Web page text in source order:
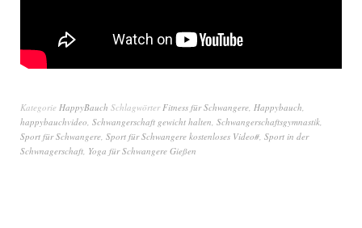
Kategorie HappyBauch SchlagwörterFitness für Schwangere, Happybauch,
happybauchvideo, Schwangerschaft gewicht halten, Schwangerschaftsgymnastik,
Sport für Schwangere, Sport für Schwangere kostenloses Video#, Sport in der
Schwnagerschaft, Yoga für Schwangere Gießen